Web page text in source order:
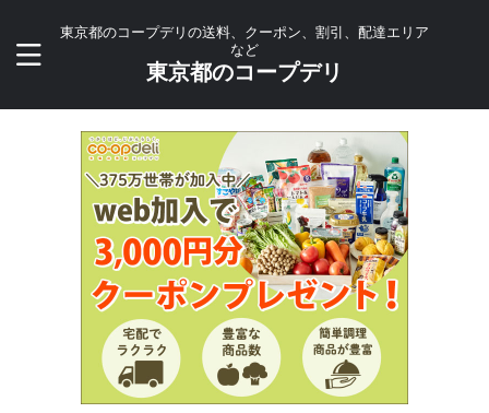
東京都のコープデリの送料、クーポン、割引、配達エリア
など
東京都のコープデリ